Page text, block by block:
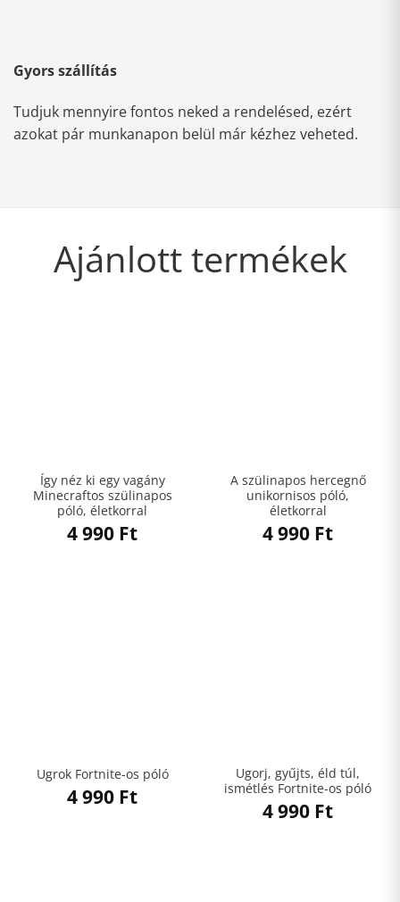
Gyors szállítás
Tudjuk mennyire fontos neked a rendelésed, ezért
azokat pár munkanapon belül már kézhez veheted.
Ajánlott termékek
Így néz ki egy vagány
Minecraftos szülinapos
póló, életkorral
4 990 Ft
A szülinapos hercegnő
unikornisos póló,
életkorral
4 990 Ft
Ugrok Fortnite-os póló
4 990 Ft
Ugorj, gyűjts, éld túl,
ismétlés Fortnite-os póló
4 990 Ft